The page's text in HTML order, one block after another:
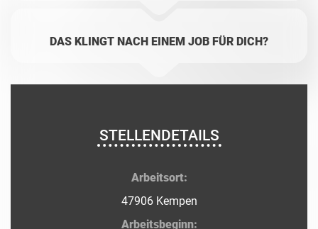
DAS KLINGT NACH EINEM JOB FÜR DICH?
STELLENDETAILS
Arbeitsort:
47906 Kempen
Arbeitsbeginn: